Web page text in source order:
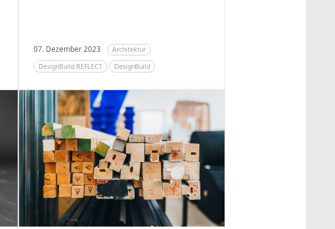
07. Dezember 2023
Architektur
DesignBuild REFLECT
DesignBuild